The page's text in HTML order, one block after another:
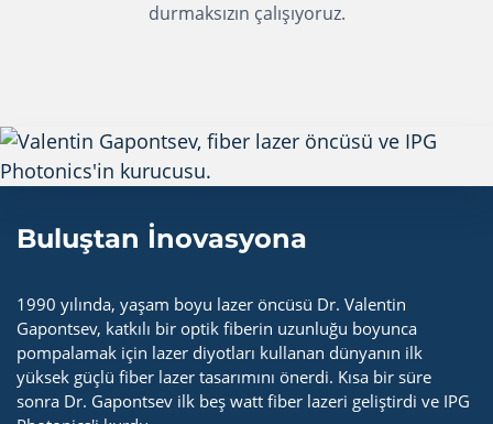
durmaksızın çalışıyoruz.
Buluştan İnovasyona
1990 yılında, yaşam boyu lazer öncüsü Dr. Valentin
Gapontsev, katkılı bir optik fiberin uzunluğu boyunca
pompalamak için lazer diyotları kullanan dünyanın ilk
yüksek güçlü fiber lazer tasarımını önerdi. Kısa bir süre
sonra Dr. Gapontsev ilk beş watt fiber lazeri geliştirdi ve IPG